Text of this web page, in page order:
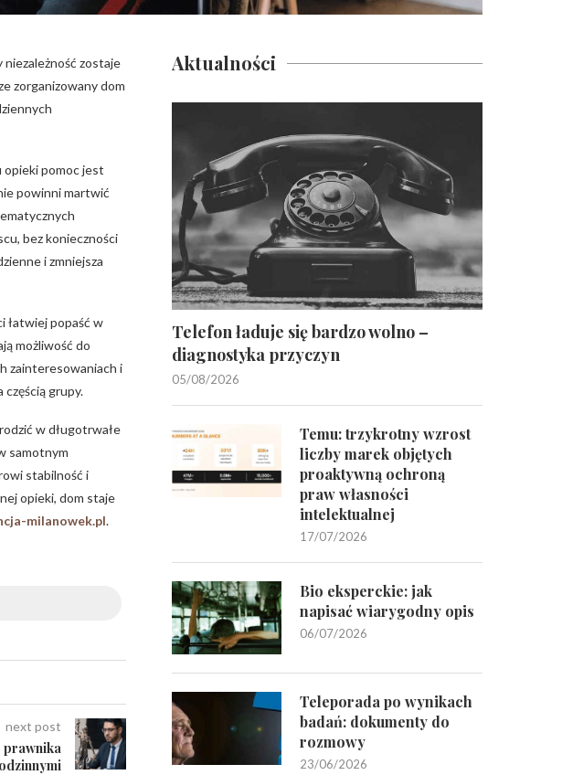
niezależność zostaje
zorganizowany dom
opieki pomoc jest
powinni martwić
bez konieczności
i zmniejsza
łatwiej popaść w
możliwość do
zainteresowaniach i
grupy.
w długotrwałe
samotnym
stabilność i
opieki, dom staje
milanowek.pl.
next post
prawnika
Aktualności
Telefon ładuje się bardzo wolno –
diagnostyka przyczyn
05/08/2026
Temu: trzykrotny wzrost
liczby marek objętych
proaktywną ochroną
praw własności
intelektualnej
17/07/2026
Bio eksperckie: jak
napisać wiarygodny opis
06/07/2026
Teleporada po wynikach
badań: dokumenty do
rozmowy
23/06/2026